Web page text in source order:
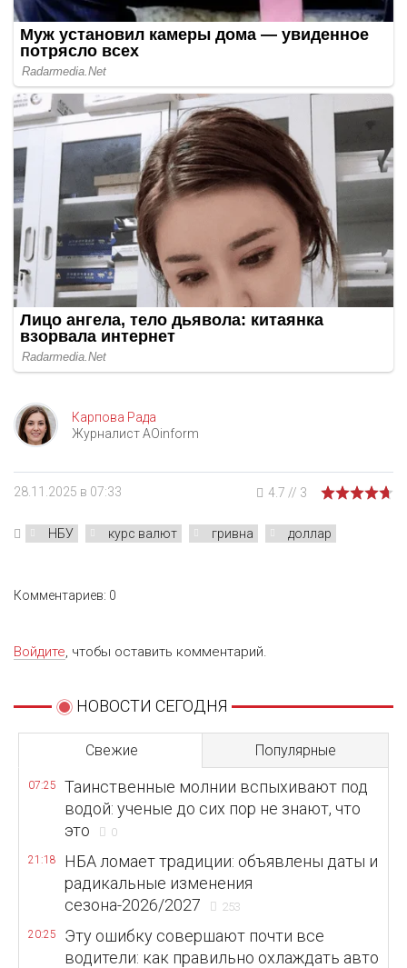
Карпова Рада
Журналист AOinform
28.11.2025 в 07:33 4.7 // 3
НБУ курс валют гривна доллар
Комментариев: 0
Войдите, чтобы оставить комментарий.
НОВОСТИ СЕГОДНЯ
Свежие Популярные
07:25
Таинственные молнии вспыхивают под
водой: ученые до сих пор не знают, что
это
0
21:18
НБА ломает традиции: объявлены даты и
радикальные изменения
сезона-2026/2027
253
20:25
Эту ошибку совершают почти все
водители: как правильно охлаждать авто